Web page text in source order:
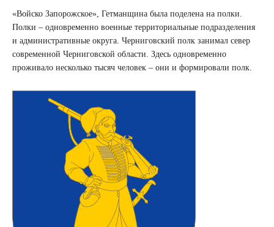
«Войско Запорожское», Гетманщина была поделена на полки.
Полки – одновременно военные территориальные подразделения
и административные округа. Черниговский полк занимал север
современной Черниговской области. Здесь одновременно
проживало несколько тысяч человек – они и формировали полк.